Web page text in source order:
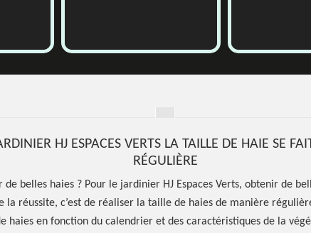
HJ ESPACES VERTS LA TAILLE DE HAIE SE
RÉGULIÈRE
belles haies ? Pour le jardinier HJ Espaces Verts, obtenir de
la réussite, c’est de réaliser la taille de haies de manière
haies en fonction du calendrier et des caractéristiques de la